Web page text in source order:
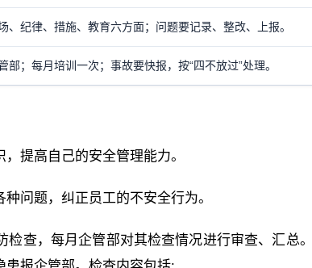
纪律、措施、教育六方面；问题要记录、整改、上报。
；每月培训一次；事故要快报，按“四不放过”处理。
提高自己的安全管理能力。
问题，纠正员工的不安全行为。
查，每月企管部对其检查情况进行审查、汇总